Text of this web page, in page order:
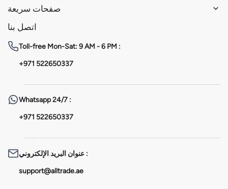
صفحات سريعة
اتصل بنا
Toll-free Mon-Sat: 9 AM - 6 PM :
+971 522650337
Whatsapp24/7 :
+971 522650337
عنوان البريد الإلكتروني :
support@alltrade.ae